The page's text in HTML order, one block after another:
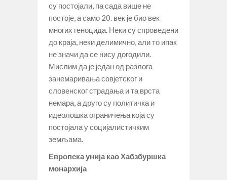
су постојали, па сада више не
постоје, а само 20. век је био век
многих геноцида. Неки су спроведени
до краја, неки делимично, али то ипак
не значи да се нису догодили.
Мислим да је један од разлога
занемаривања совјетског и
словенског страдања и та врста
немара, а друго су политичка и
идеолошка ограничења која су
постојала у социјалистичким
земљама.
Европска унија као Хабзбуршка
монархија